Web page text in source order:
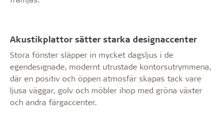
Akustikplattor sätter starka designaccenter
Stora fönster släpper in mycket dagsljus i de
egendesignade, modernt utrustade kontorsutrymmena,
där en positiv och öppen atmosfär skapas tack vare
ljusa väggar, golv och möbler ihop med gröna växter
och andra färgaccenter.